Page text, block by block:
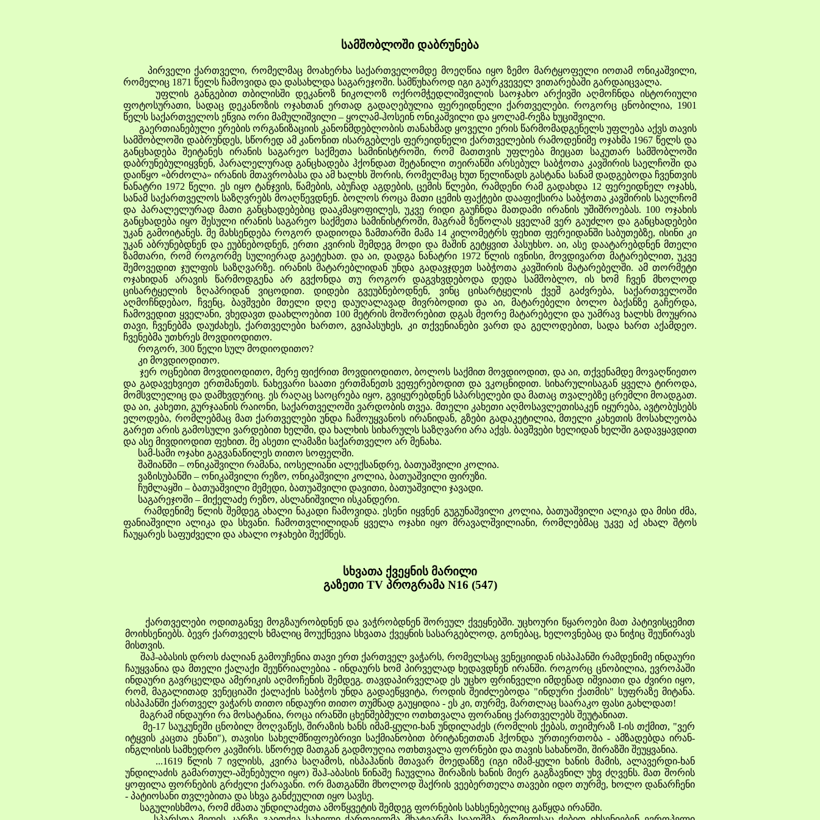
სამშობლოში დაბრუნება
პირველი ქართველი, რომელმაც მოახერხა საქართველომდე მოეღწია იყო ზემო მარტყოფელი იოთამ ონიკაშვილი,
რომელიც 1871 წელს ჩამოვიდა და დასახლდა საგარეჯოში. სამწუხაროდ იგი გაურკვეველ ვითარებაში გარდაიცვალა.
უფლის განგებით თბილისში დეკანოზ ნიკოლოზ ოქრომჭედლიშვილის საოჯახო არქივში აღმოჩნდა ისტორიული
ფოტოსურათი, სადაც დეკანოზის ოჯახთან ერთად გადაღებულია ფერეიდნელი ქართველები. როგორც ცნობილია, 1901
წელს საქართველოს ეწვია ორი მამულიშვილი – ყოლამ-ჰოსეინ ონიკაშვილი და ყოლამ-რეზა ხუციშვილი.
გაერთიანებული ერების ორგანიზაციის კანონმდებლობის თანახმად ყოველი ერის წარმომადგენელს უფლება აქვს თავის
სამშობლოში დაბრუნდეს, სწორედ ამ კანონით ისარგებლეს ფერეიდნელი ქართველების რამოდენიმე ოჯახმა 1967 წელს და
განცხადება შეიტანეს ირანის საგარეო საქმეთა სამინისტროში, რომ მათთვის უფლება მიეცათ საკუთარ სამშობლოში
დაბრუნებულიყვნენ, პარალელურად განცხადება ჰქონდათ შეტანილი თეირანში არსებულ საბჭოთა კავშირის საელჩოში და
დაიწყო «ბრძოლა» ირანის მთავრობასა და ამ ხალხს შორის, რომელმაც ხუთ წელიწადს გასტანა სანამ დადგებოდა ჩვენთვის
ნანატრი 1972 წელი. ეს იყო ტანჯვის, წამების, აბუჩად აგდების, ცემის წლები, რამდენი რამ გადახდა 12 ფერეიდნელ ოჯახს,
სანამ საქართველოს საზღვრებს მოაღწევდნენ. ბოლოს როცა მათი ცემის ფაქტები დააფიქსირა საბჭოთა კავშირის საელჩომ
და პარალელურად მათი განცხადებებიც დააკმაყოფილეს, უკვე რიდი გაუჩნდა მათდამი ირანის უშიშროებას. 100 ოჯახის
განცხადება იყო შესული ირანის საგარეო საქმეთა სამინისტროში, მაგრამ ზეწოლას ყველამ ვერ გაუძლო და განცხადებები
უკან გამოიტანეს. მე მახსენდება როგორ დადიოდა ზამთარში მამა 14 კილომეტრს ფეხით ფერეიდანში საბუთებზე, ისინი კი
უკან აბრუნებდნენ და ეუბნებოდნენ, ერთი კვირის შემდეგ მოდი და მაშინ გეტყვით პასუხსო. აი, ასე დაატარებდნენ მთელი
ზამთარი, რომ როგორმე სულიერად გაეტეხათ. და აი, დადგა ნანატრი 1972 წლის ივნისი, მოვდივართ მატარებლით, უკვე
შემოვედით ჯულფის საზღვარზე. ირანის მატარებლიდან უნდა გადავჯდეთ საბჭოთა კავშირის მატარებელში. ამ თორმეტი
ოჯახიდან არავის წარმოდგენა არ გვქონდა თუ როგორ დაგვხვდებოდა დედა სამშობლო, ის ხომ ჩვენ მხოლოდ
ცისარტყელის ზღაპრიდან ვიცოდით. დიდები გვეუბნებოდნენ, ვინც ცისარტყელის ქვეშ გაძვრება, საქართველოში
აღმოჩნდებაო, ჩვენც, ბავშვები მთელი დღე დაუღალავად მივრბოდით და აი, მატარებელი ბოლო ბაქანზე გაჩერდა,
ჩამოვედით ყველანი, ვხედავთ დაახლოებით 100 მეტრის მოშორებით დგას მეორე მატარებელი და უამრავ ხალხს მოუყრია
თავი, ჩვენებმა დაუძახეს, ქართველები ხართო, გვიპასუხეს, კი თქვენიანები ვართ და გელოდებით, სადა ხართ აქამდეო.
ჩვენებმა უთხრეს მოვდიოდითო.
როგორ, 300 წელი სულ მოდიოდითო?
კი მოვდიოდითო.
ჯერ ოცნებით მოვდიოდითო, მერე ფიქრით მოვდიოდითო, ბოლოს საქმით მოვდიოდით, და აი, თქვენამდე მოვაღწიეთო
და გადავეხვიეთ ერთმანეთს. ნახევარი საათი ერთმანეთს ვეფერებოდით და ვკოცნიდით. სიხარულისაგან ყველა ტიროდა,
მომსვლელიც და დამხვდურიც. ეს რაღაც საოცრება იყო, გვიყურებდნენ სპარსელები და მათაც თვალებზე ცრემლი მოადგათ.
და აი, კახეთი, გურჯაანის რაიონი, საქართველოში ვარდობის თვეა. მთელი კახეთი აღმოსავლეთისაკენ იყურება, ავტობუსებს
ელოდება, რომლებმაც მათ ქართველები უნდა ჩამოუყვანოს ირანიდან, გზები გადაკეტილია, მთელი კახეთის მოსახლეობა
გარეთ არის გამოსული ვარდებით ხელში, და ხალხის სიხარულს საზღვარი არა აქვს. ბავშვები ხელიდან ხელში გადავყავდით
და ასე მივდიოდით ფეხით. მე ასეთი ლამაზი საქართველო არ მენახა.
სამ-სამი ოჯახი გაგვანაწილეს თითო სოფელში.
შაშიანში – ონიკაშვილი რამანა, იოსელიანი ალექსანდრე, ბათუაშვილი კოლია.
ვაზისუბანში – ონიკაშვილი რეზო, ონიკაშვილი კოლია, ბათუაშვილი ფირუზი.
ჩუმლაყში – ბათუაშვილი მემედი, ბათუაშვილი დავითი, ბათუაშვილი ჯავადი.
საგარეჯოში – მიქელაძე რეზო, ასლანიშვილი ისკანდერი.
რამდენიმე წლის შემდეგ ახალი ნაკადი ჩამოვიდა. ესენი იყვნენ გუგუნაშვილი კოლია, ბათუაშვილი ალიკა და მისი ძმა,
ფანიაშვილი ალიკა და სხვანი. ჩამოთვლილიდან ყველა ოჯახი იყო მრავალშვილიანი, რომლებმაც უკვე აქ ახალ შტოს
ჩაუყარეს საფუძველი და ახალი ოჯახები შექმნეს.
სხვათა ქვეყნის მარილი
გაზეთი TV პროგრამა N16 (547)
ქართველები ოდითგანვე მოგზაურობდნენ და ვაჭრობდნენ შორეულ ქვეყნებში. უცხოური წყაროები მათ პატივისცემით
მოიხსენიებს. ბევრ ქართველს ხმალიც მოუქნევია სხვათა ქვეყნის სასარგებლოდ, გონებაც, ხელოვნებაც და ნიჭიც შეუწირავს
მისთვის.
შაჰ-აბასის დროს ძალიან გამოუჩენია თავი ერთ ქართველ ვაჭარს, რომელსაც ვენეციიდან ისპაჰანში რამდენიმე ინდაური
ჩაუყვანია და მთელი ქალაქი შეუწრიალებია - ინდაურს ხომ პირველად ხედავდნენ ირანში. როგორც ცნობილია, ევროპაში
ინდაური გავრცელდა ამერიკის აღმოჩენის შემდეგ. თავდაპირველად ეს უცხო ფრინველი იმდენად იშვიათი და ძვირი იყო,
რომ, მაგალითად ვენეციაში ქალაქის საბჭოს უნდა გადაეწყვიტა, როდის შეიძლებოდა "ინდური ქათმის" სუფრაზე მიტანა.
ისპაჰანში ქართველ ვაჭარს თითო ინდაური თითო თუმნად გაუყიდია - ეს კი, თურმე, მართლაც საარაკო ფასი გახლდათ!
მაგრამ ინდაური რა მოსატანია, როცა ირანში ცხენშებმული ოთხთვალა ფორანიც ქართველებს შეუტანიათ.
მე-17 საუკუნეში ცნობილ მოღვაწეს, შირაზის ხანს იმამ-ყული-ხან უნდილაძეს (რომლის ქებას, თეიმურაზ I-ის თქმით, "ვერ
იტყვის კაცთა ენანი"), თავისი სახელმწიფოებრივი საქმიანობით ბრიტანეთთან ჰქონდა ურთიერთობა - ამზადებდა ირან-
ინგლისის სამხედრო კავშირს. სწორედ მათგან გადმოუღია ოთხთვალა ფორნები და თავის სახანოში, შირაზში შეუყვანია.
...1619 წლის 7 ივლისს, კვირა საღამოს, ისპაჰანის მთავარ მოედანზე (იგი იმამ-ყული ხანის მამის, ალავერდი-ხან
უნდილაძის გამართულ-აშენებული იყო) შაჰ-აბასის წინაშე ჩაუვლია შირაზის ხანის მიერ გაგზავნილ უხვ ძღვენს. მათ შორის
ყოფილა ფორნების გრძელი ქარავანი. ორ მათგანში მხოლოდ შაქრის ვეებერთელა თავები იდო თურმე, ხოლო დანარჩენი
- პატიოსანი თვლებითა და სხვა განძეულით იყო სავსე.
საგულისხმოა, რომ ძმათა უნდილაძეთა ამოწყვეტის შემდეგ ფორნების სახსენებელიც გაწყდა ირანში.